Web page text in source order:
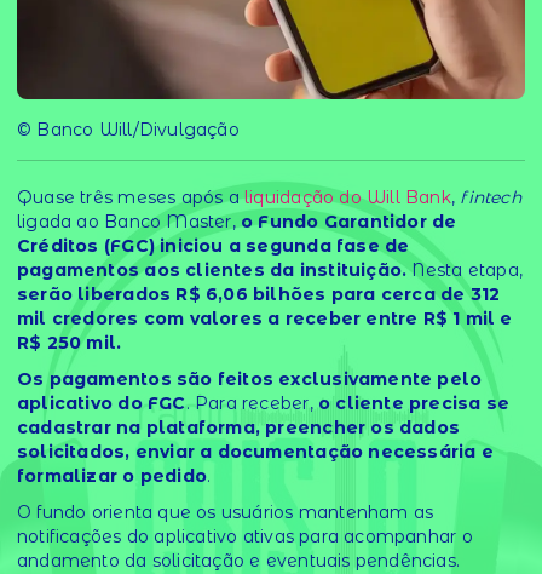
© Banco Will/Divulgação
Quase três meses após aliquidação do Will Bank, fintech
ligada ao Banco Master, o Fundo Garantidor de
Créditos (FGC) iniciou a segunda fase de
pagamentos aos clientes da instituição.Nesta etapa,
serão liberados R$ 6,06 bilhões para cerca de 312
mil credores com valores a receber entre R$ 1 mil e
R$ 250 mil.
Os pagamentos são feitos exclusivamente pelo
aplicativo do FGC. Para receber, o cliente precisa se
cadastrar na plataforma, preencher os dados
solicitados, enviar a documentação necessária e
formalizar o pedido.
O fundo orienta que os usuários mantenham as
notificações do aplicativo ativas para acompanhar o
andamento da solicitação e eventuais pendências.